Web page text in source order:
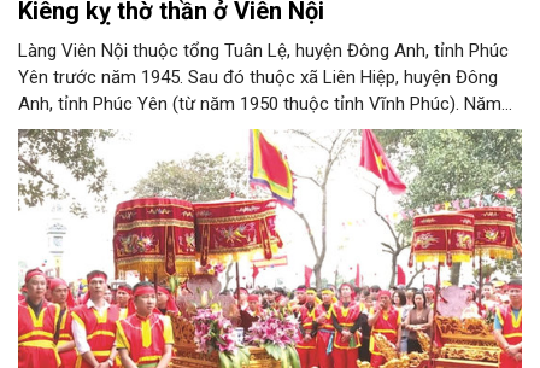
Kiêng kỵ thờ thần ở Viên Nội
Làng Viên Nội thuộc tổng Tuân Lệ, huyện Đông Anh, tỉnh Phúc
Yên trước năm 1945. Sau đó thuộc xã Liên Hiệp, huyện Đông
Anh, tỉnh Phúc Yên (từ năm 1950 thuộc tỉnh Vĩnh Phúc). Năm
1961, làng được sáp nhập vào Hà Nội. Năm 1965, Viên Nội
thuộc xã Vân Nội; từ ngày 1/7/2025 thuộc xã Phúc Thịnh, Hà
Nội. Viên Nội thờ hai vị thần là Đống Băng và Uông Tá (thời
Hùng Vương thứ 18) cùng Diệu La công chúa, nữ tướng thời Hai
Bà Trưng.